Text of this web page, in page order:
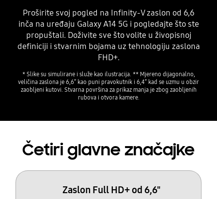
Proširite svoj pogled na Infinity-V zaslon od 6,6
inča na uređaju Galaxy A14 5G i pogledajte što ste
propuštali. Doživite sve što volite u živopisnoj
definiciji i stvarnim bojama uz tehnologiju zaslona
FHD+.
* Slike su simulirane i služe kao ilustracija. ** Mjereno dijagonalno,
veličina zaslona je 6,6“ kao puni pravokutnik i 6,4“ kad se uzmu u obzir
zaobljeni kutovi. Stvarna površina za prikaz manja je zbog zaobljenih
rubova i otvora kamere.
Četiri glavne značajke
Zaslon Full HD+ od 6,6"